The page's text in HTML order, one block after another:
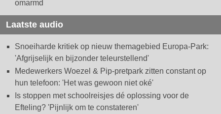
omarmd
Laatste audio
Snoeiharde kritiek op nieuw themagebied Europa-Park:
'Afgrijselijk en bijzonder teleurstellend'
Medewerkers Woezel & Pip-pretpark zitten constant op
hun telefoon: 'Het was gewoon niet oké'
Is stoppen met schoolreisjes dé oplossing voor de
Efteling? 'Pijnlijk om te constateren'